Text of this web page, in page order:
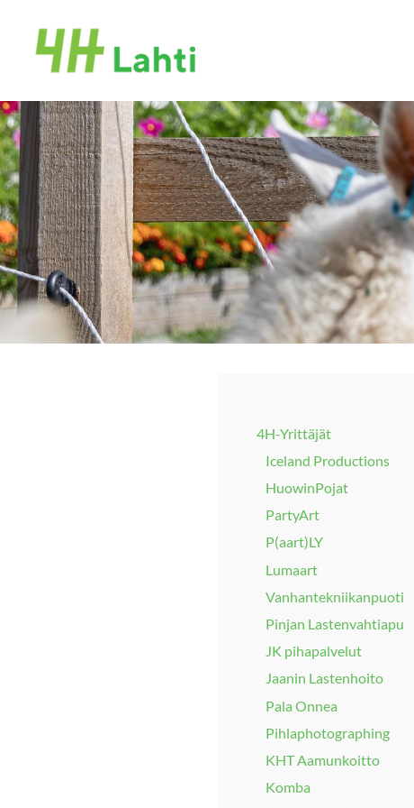
sivun
sisältöön
Lahden 4H-yhdistys ry
4H-Yrittäjät
Iceland Productions
HuowinPojat
PartyArt
P(aart)LY
Lumaart
Vanhantekniikanpuoti
Pinjan Lastenvahtiapu
JK pihapalvelut
Jaanin Lastenhoito
Pala Onnea
Pihlaphotographing
KHT Aamunkoitto
Komba